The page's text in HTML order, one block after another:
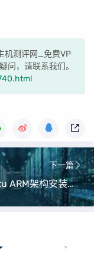
机测评网_免费VP
问，请联系我们。
下一篇
Ubuntu ARM架构安装花生壳实现内网穿透